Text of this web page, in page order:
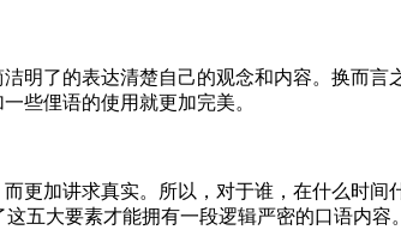
了的表达清楚自己的观念和内容。换而言
些俚语的使用就更加完美。
加讲求真实。所以，对于谁，在什么时间
五大要素才能拥有一段逻辑严密的口语内容。